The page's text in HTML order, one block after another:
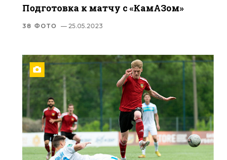
Подготовка к матчу с «КамАЗом»
38 ФОТО — 25.05.2023